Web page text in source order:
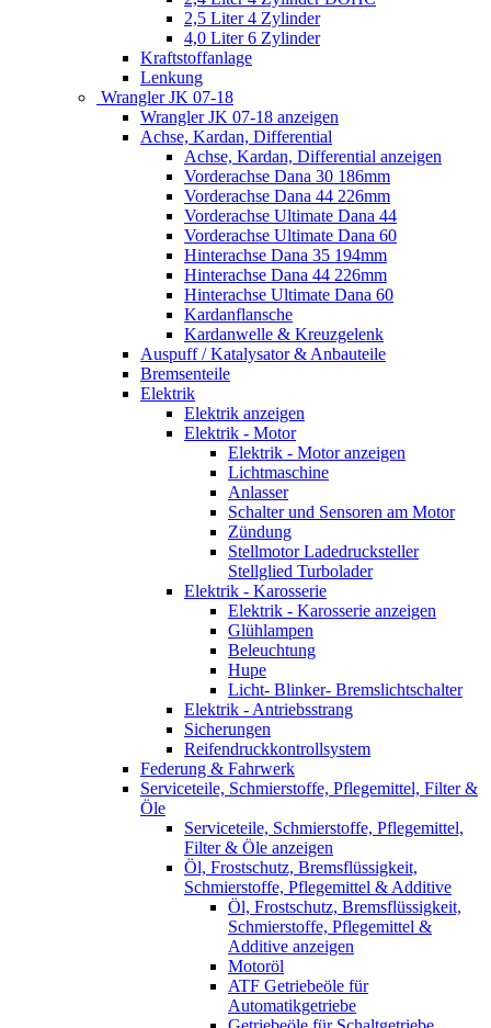
2,5 Liter 4 Zylinder
4,0 Liter 6 Zylinder
Kraftstoffanlage
Lenkung
Wrangler JK 07-18
Wrangler JK 07-18 anzeigen
Achse, Kardan, Differential
Achse, Kardan, Differential anzeigen
Vorderachse Dana 30 186mm
Vorderachse Dana 44 226mm
Vorderachse Ultimate Dana 44
Vorderachse Ultimate Dana 60
Hinterachse Dana 35 194mm
Hinterachse Dana 44 226mm
Hinterachse Ultimate Dana 60
Kardanflansche
Kardanwelle & Kreuzgelenk
Auspuff / Katalysator & Anbauteile
Bremsenteile
Elektrik
Elektrik anzeigen
Elektrik - Motor
Elektrik - Motor anzeigen
Lichtmaschine
Anlasser
Schalter und Sensoren am Motor
Zündung
Stellmotor Ladedrucksteller
Stellglied Turbolader
Elektrik - Karosserie
Elektrik - Karosserie anzeigen
Glühlampen
Beleuchtung
Hupe
Licht- Blinker- Bremslichtschalter
Elektrik - Antriebsstrang
Sicherungen
Reifendruckkontrollsystem
Federung & Fahrwerk
Serviceteile, Schmierstoffe, Pflegemittel, Filter &
Öle
Serviceteile, Schmierstoffe, Pflegemittel,
Filter & Öle anzeigen
Öl, Frostschutz, Bremsflüssigkeit,
Schmierstoffe, Pflegemittel & Additive
Öl, Frostschutz, Bremsflüssigkeit,
Schmierstoffe, Pflegemittel &
Additive anzeigen
Motoröl
ATF Getriebeöle für
Automatikgetriebe